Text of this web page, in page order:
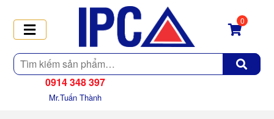
Tìm
kiếm
0
0914 348 397
Mr.Tuấn Thành